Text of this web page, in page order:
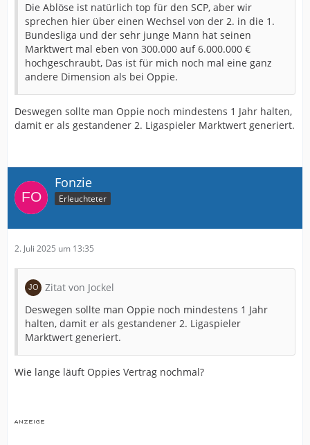
Die Ablöse ist natürlich top für den SCP, aber wir
sprechen hier über einen Wechsel von der 2. in die 1.
Bundesliga und der sehr junge Mann hat seinen
Marktwert mal eben von 300.000 auf 6.000.000 €
hochgeschraubt, Das ist für mich noch mal eine ganz
andere Dimension als bei Oppie.
Deswegen sollte man Oppie noch mindestens 1 Jahr halten,
damit er als gestandener 2. Ligaspieler Marktwert generiert.
Fonzie
Erleuchteter
2. Juli 2025 um 13:35
Zitat von Jockel
Deswegen sollte man Oppie noch mindestens 1 Jahr
halten, damit er als gestandener 2. Ligaspieler
Marktwert generiert.
Wie lange läuft Oppies Vertrag nochmal?